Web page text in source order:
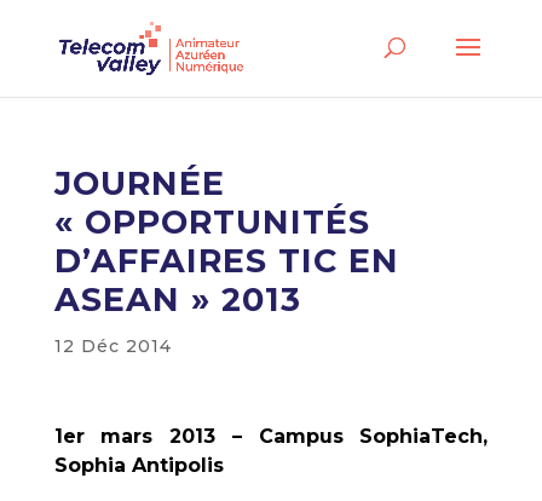
JOURNÉE
« OPPORTUNITÉS
D’AFFAIRES TIC EN
ASEAN » 2013
12 Déc 2014
1er mars 2013 – Campus SophiaTech,
Sophia Antipolis